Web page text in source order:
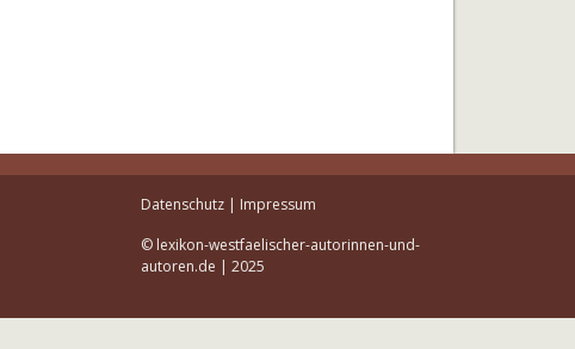
Datenschutz| Impressum
© lexikon-westfaelischer-autorinnen-und-
autoren.de | 2025